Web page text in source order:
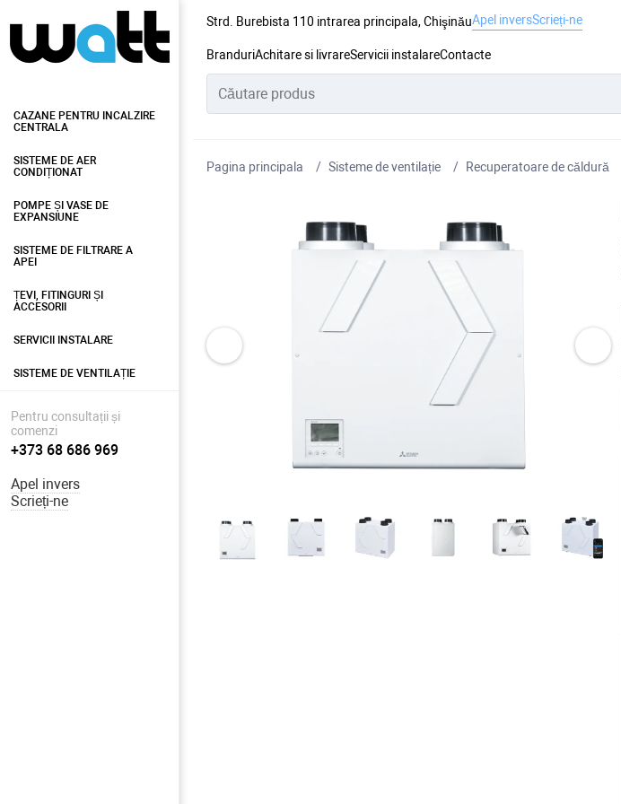
Strd. Burebista 110 intrarea principala, ChişinăuApel inversScrieți-ne
BranduriAchitare si livrareServicii instalareContacte
CAZANE PENTRU INCALZIRE
CENTRALA
SISTEME DE AER
CONDIȚIONAT
POMPE ȘI VASE DE
EXPANSIUNE
SISTEME DE FILTRARE A
APEI
ȚEVI, FITINGURI ȘI
ACCESORII
SERVICII INSTALARE
SISTEME DE VENTILAȚIE
Pentru consultații și
comenzi
+373 68 686 969
Apel invers
Scrieți-ne
Pagina principala Sisteme de ventilație Recuperatoare de căldură